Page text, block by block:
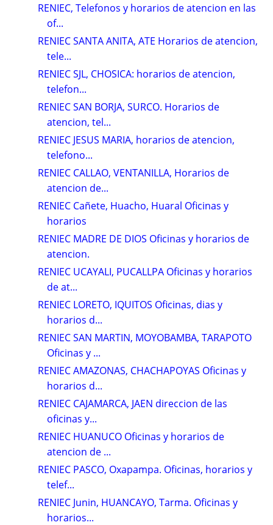
RENIEC, Telefonos y horarios de atencion en las
of...
RENIEC SANTA ANITA, ATE Horarios de atencion,
tele...
RENIEC SJL, CHOSICA: horarios de atencion,
telefon...
RENIEC SAN BORJA, SURCO. Horarios de
atencion, tel...
RENIEC JESUS MARIA, horarios de atencion,
telefono...
RENIEC CALLAO, VENTANILLA, Horarios de
atencion de...
RENIEC Cañete, Huacho, Huaral Oficinas y
horarios
RENIEC MADRE DE DIOS Oficinas y horarios de
atencion.
RENIEC UCAYALI, PUCALLPA Oficinas y horarios
de at...
RENIEC LORETO, IQUITOS Oficinas, dias y
horarios d...
RENIEC SAN MARTIN, MOYOBAMBA, TARAPOTO
Oficinas y ...
RENIEC AMAZONAS, CHACHAPOYAS Oficinas y
horarios d...
RENIEC CAJAMARCA, JAEN direccion de las
oficinas y...
RENIEC HUANUCO Oficinas y horarios de
atencion de ...
RENIEC PASCO, Oxapampa. Oficinas, horarios y
telef...
RENIEC Junin, HUANCAYO, Tarma. Oficinas y
horarios...